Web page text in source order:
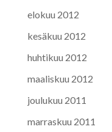
elokuu 2012
kesäkuu 2012
huhtikuu 2012
maaliskuu 2012
joulukuu 2011
marraskuu 2011